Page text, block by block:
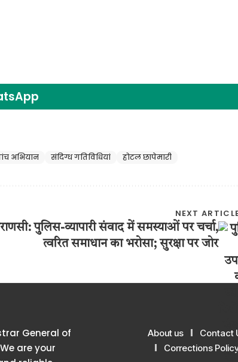
अभियान संदिग्ध गतिविधियां होटल छापेमारी
NEXT
पुलिस-व्यापारी संवाद में समस्याओं पर चर्चा,
त्वरित समाधान का भरोसा; सुरक्षा पर जोर
General of
are your
About us Contact
Corrections